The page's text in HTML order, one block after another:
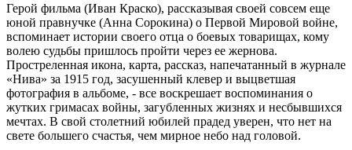
Герой фильма (Иван Краско), рассказывая своей совсем еще
юной правнучке (Анна Сорокина) о Первой Мировой войне,
вспоминает истории своего отца о боевых товарищах, кому
волею судьбы пришлось пройти через ее жернова.
Простреленная икона, карта, рассказ, напечатанный в журнале
«Нива» за 1915 год, засушенный клевер и выцветшая
фотография в альбоме, - все воскрешает воспоминания о
жутких гримасах войны, загубленных жизнях и несбывшихся
мечтах. В свой столетний юбилей прадед уверен, что нет на
свете большего счастья, чем мирное небо над головой.